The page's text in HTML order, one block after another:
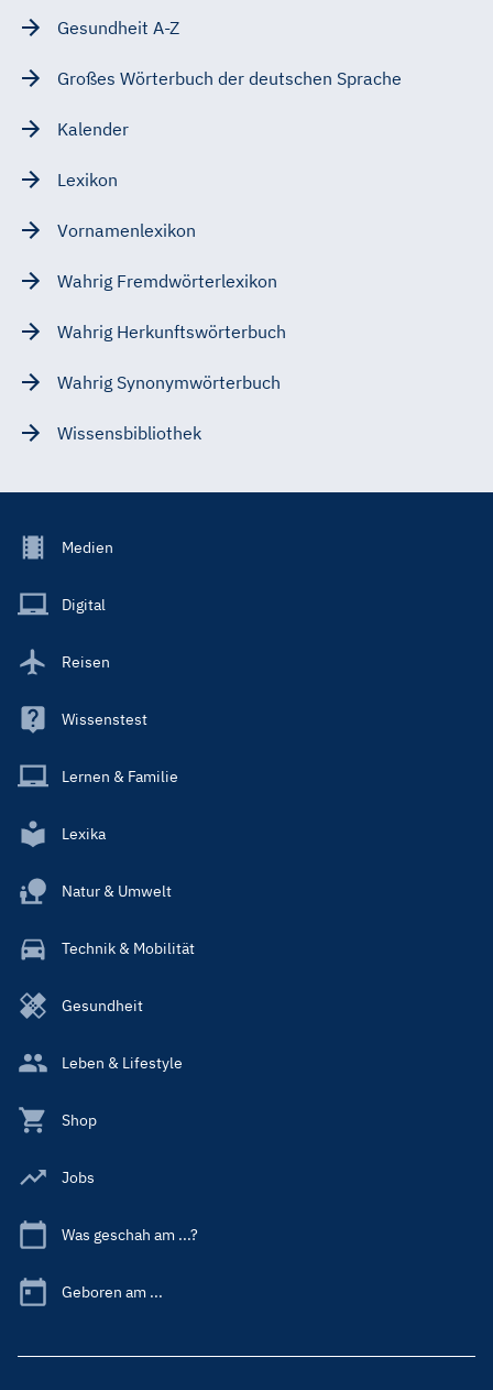
Gesundheit A-Z
Großes Wörterbuch der deutschen Sprache
Kalender
Lexikon
Vornamenlexikon
Wahrig Fremdwörterlexikon
Wahrig Herkunftswörterbuch
Wahrig Synonymwörterbuch
Wissensbibliothek
Footer
Main
Medien
Digital
Reisen
Wissenstest
Lernen & Familie
Lexika
Natur & Umwelt
Technik & Mobilität
Gesundheit
Leben & Lifestyle
Shop
Jobs
Was geschah am ...?
Geboren am ...